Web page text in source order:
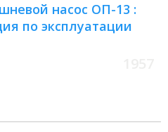
насос ОП-13 :
по эксплуатации